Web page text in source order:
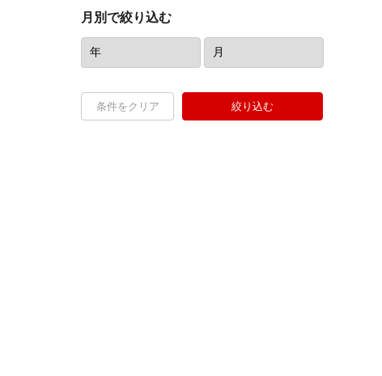
月別で絞り込む
条件をクリア 絞り込む